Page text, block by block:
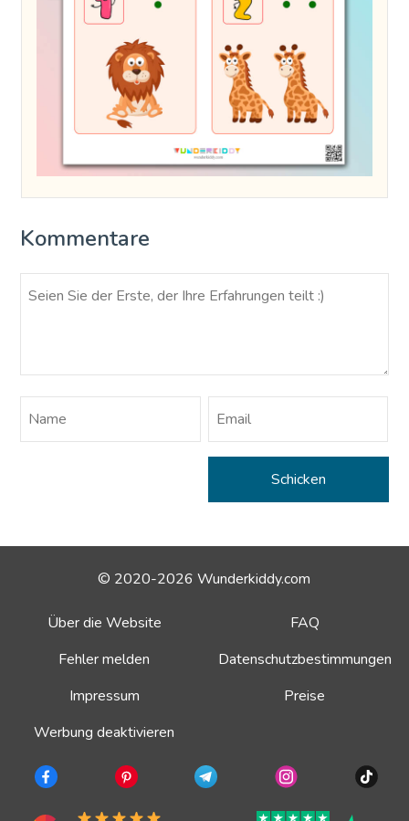
Kommentare
© 2020-2026 Wunderkiddy.com
Über die Website
FAQ
Fehler melden
Datenschutzbestimmungen
Impressum
Preise
Werbung deaktivieren